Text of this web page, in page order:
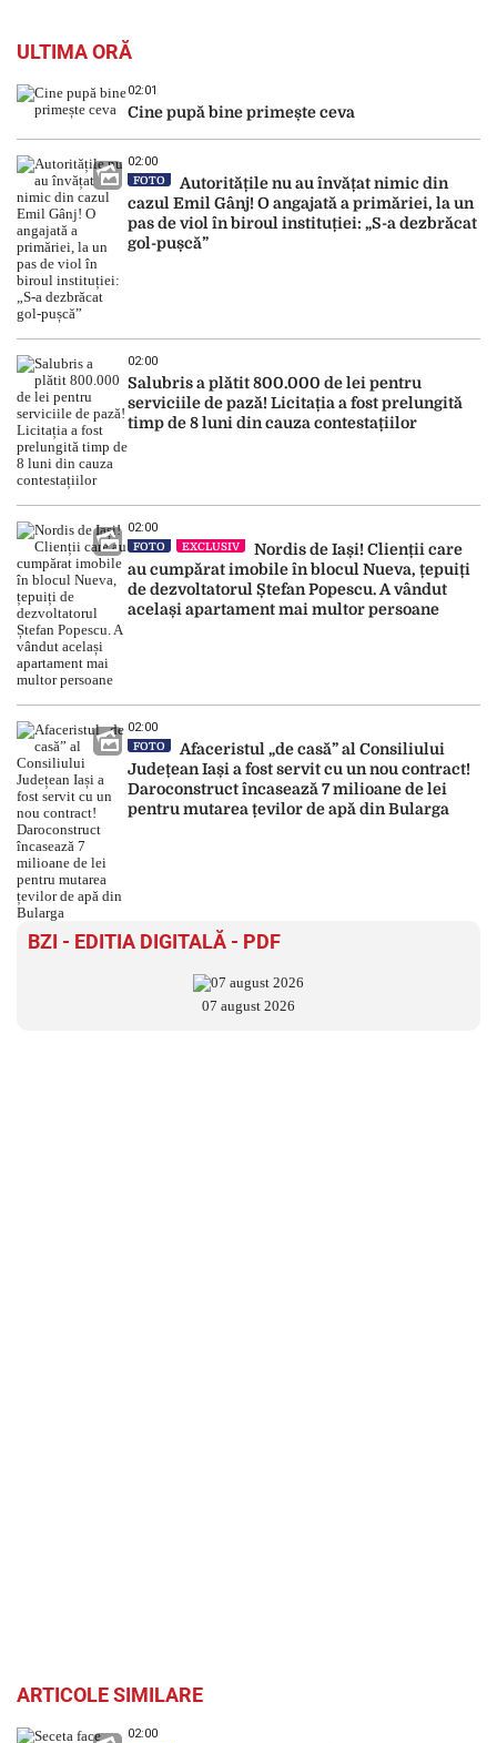
ULTIMA ORĂ
02:01
Cine pupă bine primește ceva
02:00
FOTO
Autoritățile nu au învățat nimic din
cazul Emil Gânj! O angajată a primăriei, la un
pas de viol în biroul instituției: „S-a dezbrăcat
gol-pușcă”
02:00
Salubris a plătit 800.000 de lei pentru
serviciile de pază! Licitația a fost prelungită
timp de 8 luni din cauza contestațiilor
02:00
FOTO EXCLUSIV
Nordis de Iași! Clienții care
au cumpărat imobile în blocul Nueva, țepuiți
de dezvoltatorul Ștefan Popescu. A vândut
același apartament mai multor persoane
02:00
FOTO
Afaceristul „de casă” al Consiliului
Județean Iași a fost servit cu un nou contract!
Daroconstruct încasează 7 milioane de lei
pentru mutarea țevilor de apă din Bularga
BZI - EDITIA DIGITALĂ - PDF
07 august 2026
ARTICOLE SIMILARE
02:00